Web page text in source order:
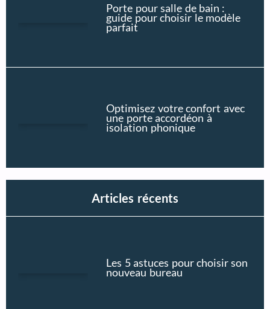
Porte pour salle de bain :
guide pour choisir le modèle
parfait
Optimisez votre confort avec
une porte accordéon à
isolation phonique
Articles récents
Les 5 astuces pour choisir son
nouveau bureau